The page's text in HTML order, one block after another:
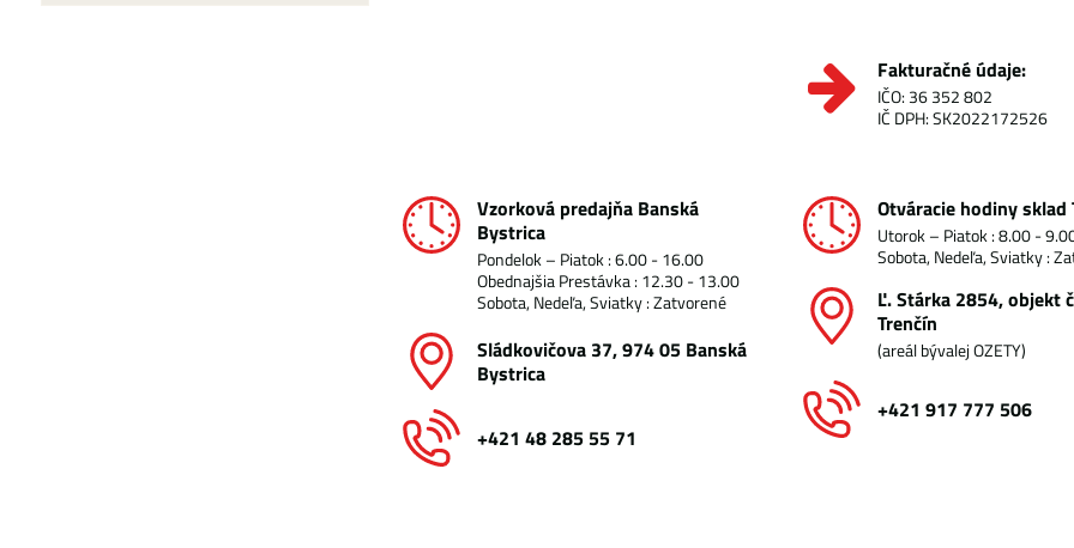
Fakturačné údaje:
IČO: 36 352 802
IČ DPH: SK2022172526
Vzorková predajňa Banská
Bystrica
Pondelok – Piatok : 6.00 - 16.00
Obednajšia Prestávka : 12.30 - 13.00
Sobota, Nedeľa, Sviatky : Zatvorené
Sládkovičova 37, 974 05 Banská
Bystrica
+421 48 285 55 71
Otváracie hodiny sklad
Utorok – Piatok : 8.00 -
Sobota, Nedeľa, Sviatky :
Ľ​. Stárka 2854, objekt
Trenčín
(areál bývalej OZETY)
+421 917 777 506